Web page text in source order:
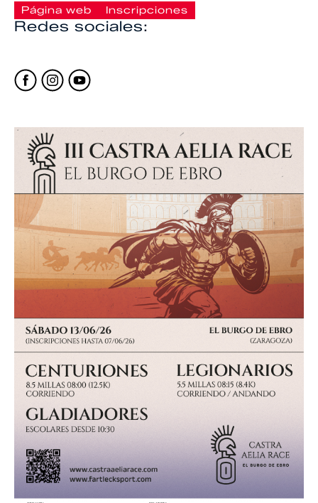
Página web Inscripciones
Redes sociales: